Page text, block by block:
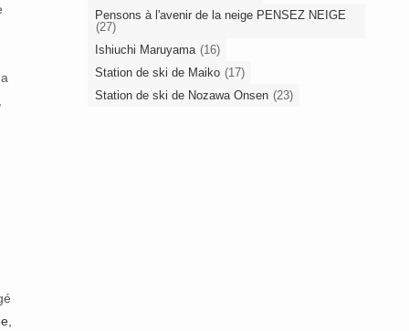
Pensons à l'avenir de la neige PENSEZ NEIGE
(27)
Ishiuchi Maruyama (16)
Station de ski de Maiko (17)
Station de ski de Nozawa Onsen (23)